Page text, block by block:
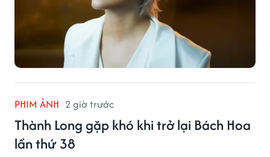
PHIM ẢNH 2 giờ trước
Thành Long gặp khó khi trở lại Bách Hoa
lần thứ 38